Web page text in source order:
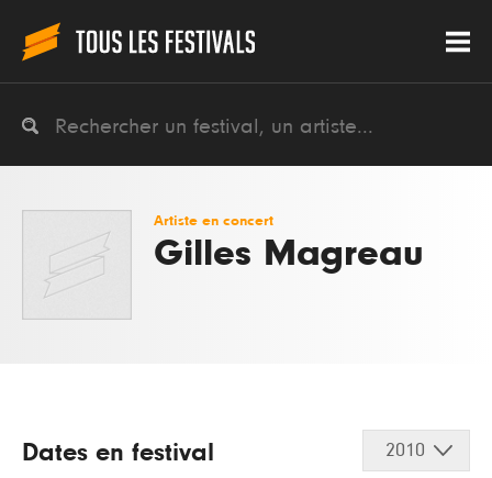
Artiste en concert
Gilles Magreau
Dates en festival 2010